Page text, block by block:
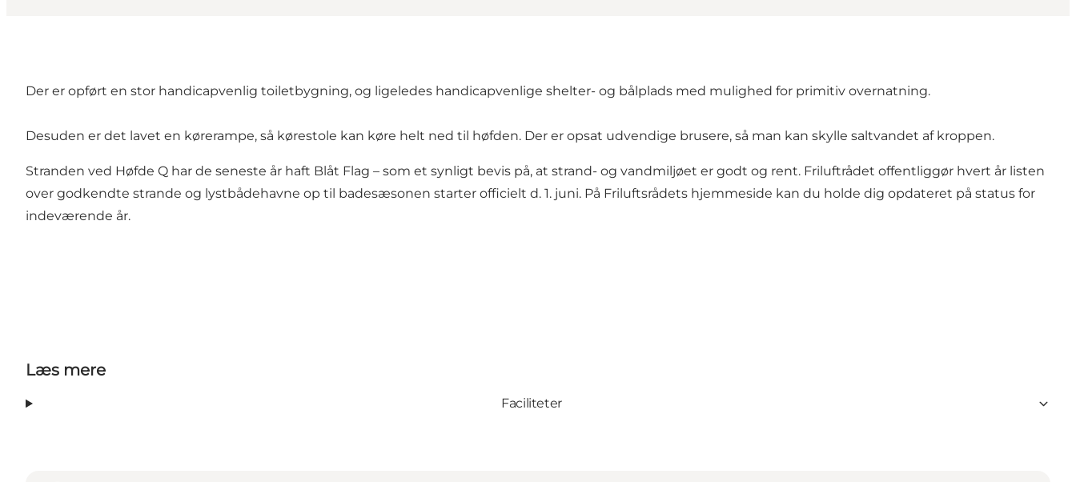
Der er opført en stor handicapvenlig toiletbygning, og ligeledes handicapvenlige shelter- og bålplads med mulighed for primitiv overnatning.
Desuden er det lavet en kørerampe, så kørestole kan køre helt ned til høfden. Der er opsat udvendige brusere, så man kan skylle saltvandet af kroppen.
Stranden ved Høfde Q har de seneste år haft Blåt Flag – som et synligt bevis på, at strand- og vandmiljøet er godt og rent. Friluftrådet offentliggør hvert år listen
over godkendte strande og lystbådehavne op til badesæsonen starter officielt d. 1. juni. På Friluftsrådets hjemmeside kan du holde dig opdateret på status for
indeværende år.
Læs mere
Faciliteter